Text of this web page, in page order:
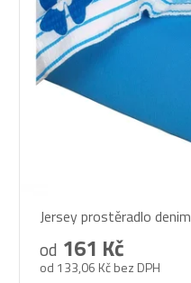
Jersey prostěradlo denim
od 133,06 Kč bez DPH
od 161 Kč